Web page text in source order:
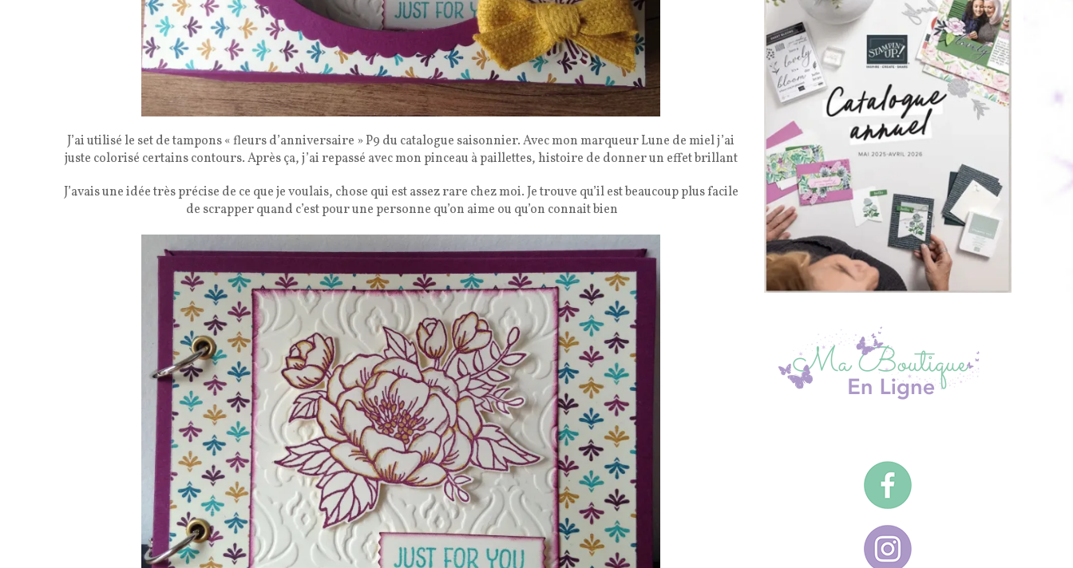
J’ai utilisé le set de tampons « fleurs d’anniversaire » P9 du catalogue saisonnier. Avec mon marqueur Lune de miel j’ai
juste colorisé certains contours. Après ça, j’ai repassé avec mon pinceau à paillettes, histoire de donner un effet brillant
J’avais une idée très précise de ce que je voulais, chose qui est assez rare chez moi. Je trouve qu’il est beaucoup plus facile
de scrapper quand c’est pour une personne qu’on aime ou qu’on connait bien